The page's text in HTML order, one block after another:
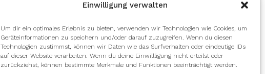
Einwilligung verwalten
Um dir ein optimales Erlebnis zu bieten, verwenden wir Technologien wie Cookies, um
Geräteinformationen zu speichern und/oder darauf zuzugreifen. Wenn du diesen
Technologien zustimmst, können wir Daten wie das Surfverhalten oder eindeutige IDs
auf dieser Website verarbeiten. Wenn du deine Einwillligung nicht erteilst oder
zurückziehst, können bestimmte Merkmale und Funktionen beeinträchtigt werden.